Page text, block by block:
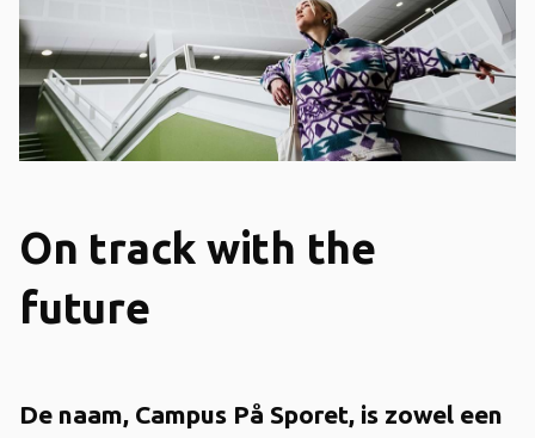
On track with the
future
De naam, Campus På Sporet, is zowel een